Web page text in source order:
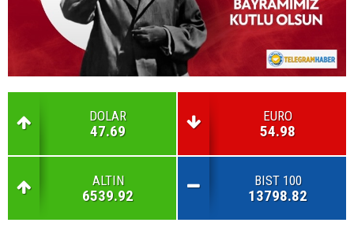
DOLAR
47.69
EURO
54.98
ALTIN
6539.92
BIST 100
13798.82